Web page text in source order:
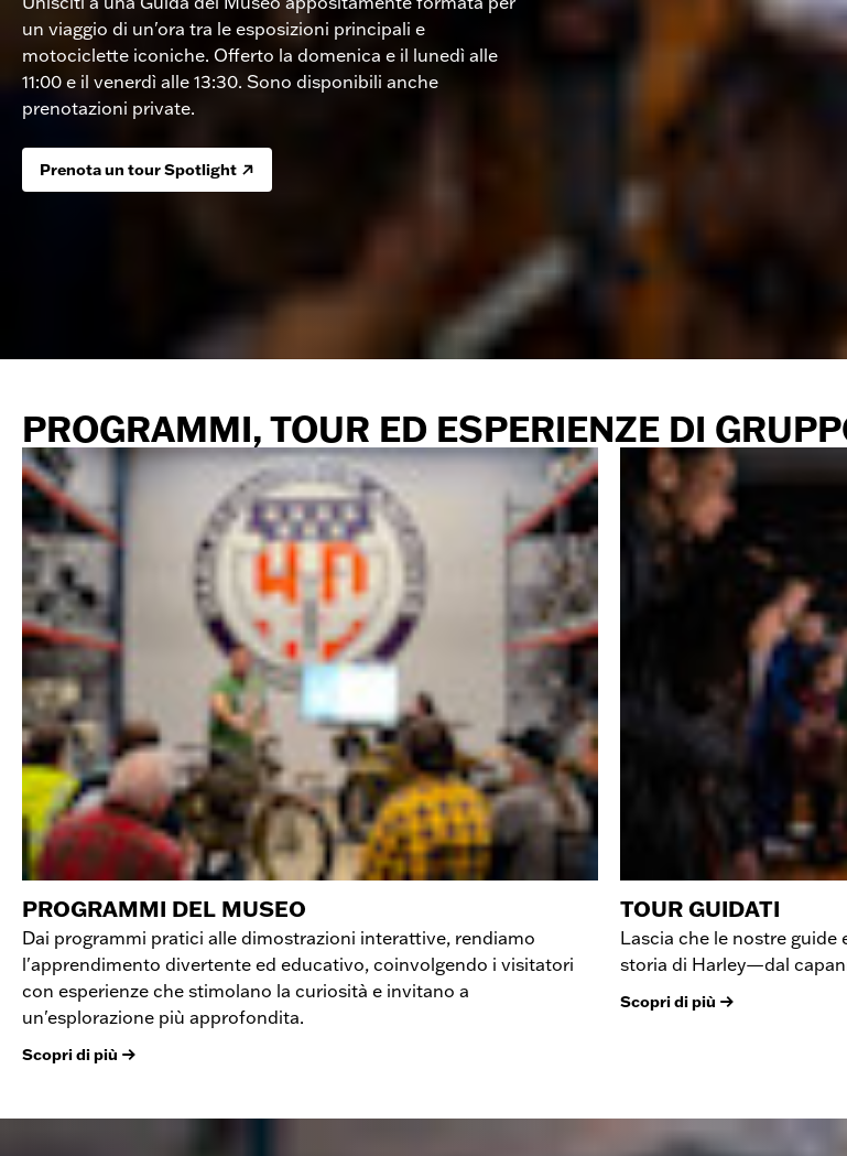
un viaggio di un'ora tra le esposizioni principali e
motociclette iconiche. Offerto la domenica e il lunedì alle
11:00 e il venerdì alle 13:30. Sono disponibili anche
prenotazioni private.
Prenota un tour Spotlight
PROGRAMMI, TOUR ED ESPERIENZE DI
PROGRAMMI DEL MUSEO
Dai programmi pratici alle dimostrazioni interattive, rendiamo
l'apprendimento divertente ed educativo, coinvolgendo i visitatori
con esperienze che stimolano la curiosità e invitano a
un'esplorazione più approfondita.
Scopri di più
TOUR GUIDATI
Lascia che le nostre
storia di Harley—dal
Scopri di più